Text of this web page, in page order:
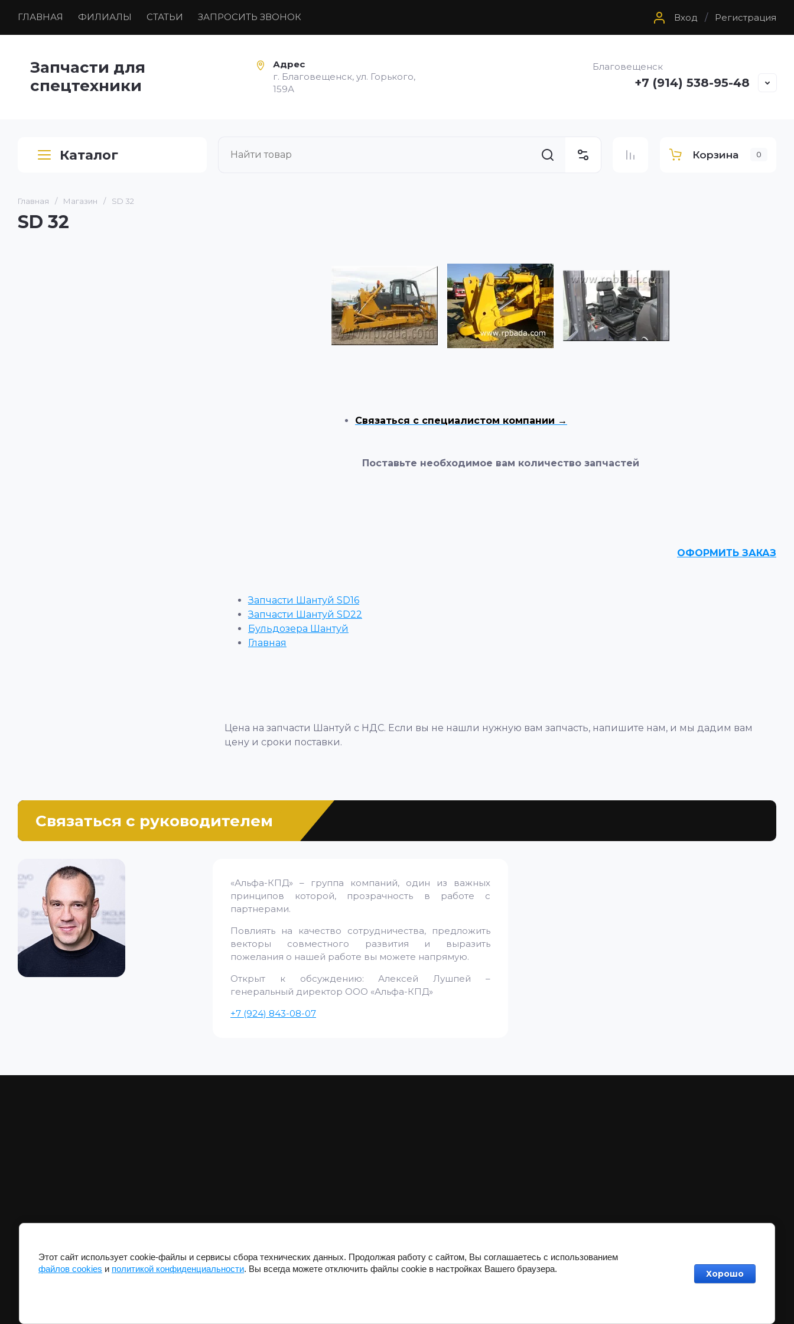
ГЛАВНАЯ ФИЛИАЛЫ СТАТЬИ ЗАПРОСИТЬ ЗВОНОК Вход / Регистрация
Запчасти для
спецтехники
Адрес
г. Благовещенск, ул. Горького,
159А
Благовещенск
+7 (914) 538-95-48
Каталог Корзина 0
Главная / Магазин / SD 32
SD 32
Связаться с специалистом компании →
Поставьте необходимое вам количество запчастей
ОФОРМИТЬ ЗАКАЗ
Запчасти Шантуй SD16
Запчасти Шантуй SD22
Бульдозера Шантуй
Главная
Цена на запчасти Шантуй с НДС. Если вы не нашли нужную вам запчасть, напишите нам, и мы дадим вам
цену и сроки поставки.
Связаться с руководителем
«Альфа-КПД» – группа компаний, один из важных
принципов которой, прозрачность в работе с
партнерами.
Повлиять на качество сотрудничества, предложить
векторы совместного развития и выразить
пожелания о нашей работе вы можете напрямую.
Открыт к обсуждению: Алексей Лушпей –
генеральный директор ООО «Альфа-КПД»
+7 (924) 843-08-07
Этот сайт использует cookie-файлы и сервисы сбора технических данных. Продолжая работу с сайтом, Вы соглашаетесь с использованием
файлов cookies и политикой конфиденциальности. Вы всегда можете отключить файлы cookie в настройках Вашего браузера. Хорошо